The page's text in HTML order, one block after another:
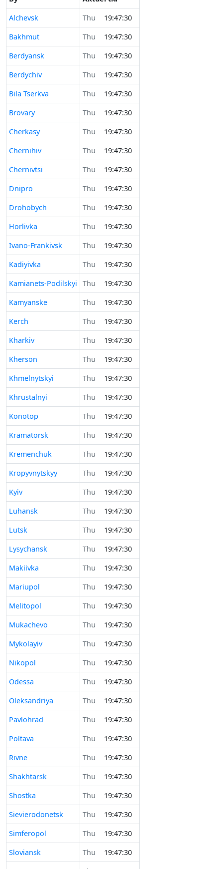
Alchevsk
Thu
19:47:30
Bakhmut
Thu
19:47:30
Berdyansk
Thu
19:47:30
Berdychiv
Thu
19:47:30
Bila Tserkva
Thu
19:47:30
Brovary
Thu
19:47:30
Cherkasy
Thu
19:47:30
Chernihiv
Thu
19:47:30
Chernivtsi
Thu
19:47:30
Dnipro
Thu
19:47:30
Drohobych
Thu
19:47:30
Horlivka
Thu
19:47:30
Ivano-Frankivsk
Thu
19:47:30
Kadiyivka
Thu
19:47:30
Kamianets-Podilskyi
Thu
19:47:30
Kamyanske
Thu
19:47:30
Kerch
Thu
19:47:30
Kharkiv
Thu
19:47:30
Kherson
Thu
19:47:30
Khmelnytskyi
Thu
19:47:30
Khrustalnyi
Thu
19:47:30
Konotop
Thu
19:47:30
Kramatorsk
Thu
19:47:30
Kremenchuk
Thu
19:47:30
Kropyvnytskyy
Thu
19:47:30
Kyiv
Thu
19:47:30
Luhansk
Thu
19:47:30
Lutsk
Thu
19:47:30
Lysychansk
Thu
19:47:30
Makiivka
Thu
19:47:30
Mariupol
Thu
19:47:30
Melitopol
Thu
19:47:30
Mukachevo
Thu
19:47:30
Mykolayiv
Thu
19:47:30
Nikopol
Thu
19:47:30
Odessa
Thu
19:47:30
Oleksandriya
Thu
19:47:30
Pavlohrad
Thu
19:47:30
Poltava
Thu
19:47:30
Rivne
Thu
19:47:30
Shakhtarsk
Thu
19:47:30
Shostka
Thu
19:47:30
Sievierodonetsk
Thu
19:47:30
Simferopol
Thu
19:47:30
Sloviansk
Thu
19:47:30